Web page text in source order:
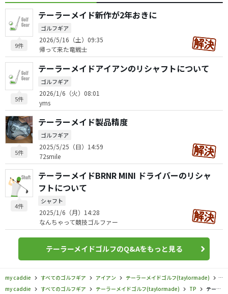
9件
テーラーメイド新作が2年おきに
ゴルフギア
2026/5/16（土）09:35
帰って来た竜戦士
5件
テーラーメイドアイアンのリシャフトについて
ゴルフギア
2026/1/6（火）08:01
yms
5件
テーラーメイド製品精度
ゴルフギア
2025/5/25（日）14:59
72smile
4件
テーラーメイドBRNR MINI ドライバーのリシャ
フトについて
シャフト
2025/1/6（月）14:28
なんちゃって競技ゴルファー
テーラーメイドゴルフのQ&Aをもっと見る
my caddie すべてのゴルフギア アイアン テーラーメイドゴルフ(taylormade)
TP
my caddie
すべてのゴルフギア テーラーメイドゴルフ(taylormade) TP テーラーメイドゴルフ／TP／TP MB アイアンの口コミ評価